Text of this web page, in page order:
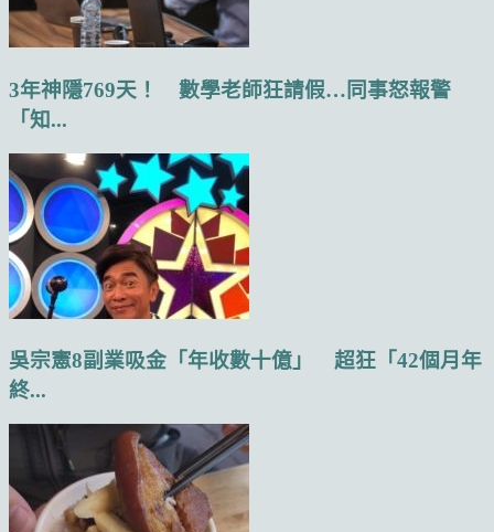
3年神隱769天！ 數學老師狂請假…同事怒報警
「知...
吳宗憲8副業吸金「年收數十億」 超狂「42個月年
終...